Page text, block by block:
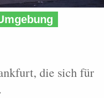
die sich für